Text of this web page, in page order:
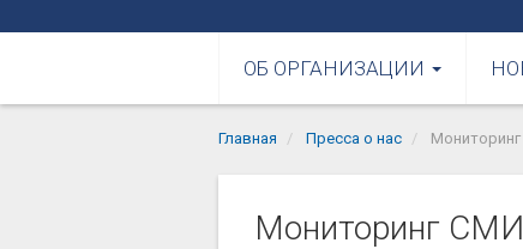
ОБ ОРГАНИЗАЦИИ
Главная Пресса о нас Мониторинг
Мониторинг СМИ